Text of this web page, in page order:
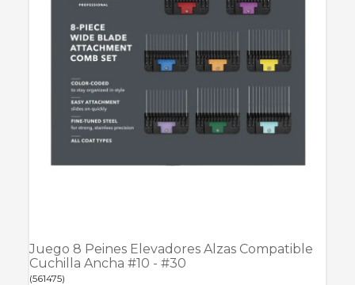
Juego 8 Peines Elevadores Alzas Compatible
Cuchilla Ancha #10 - #30
(561475)